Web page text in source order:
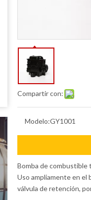
Compartir con:
Modelo:GY1001
Bomba de combustible
Uso ampliamente en el
válvula de retención,